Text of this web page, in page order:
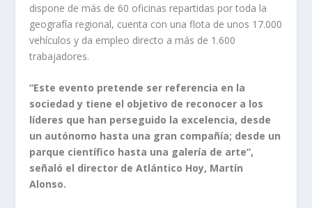
dispone de más de 60 oficinas repartidas por toda la
geografía regional, cuenta con una flota de unos 17.000
vehículos y da empleo directo a más de 1.600
trabajadores.
“Este evento pretende ser referencia en la
sociedad y tiene el objetivo de reconocer a los
líderes que han perseguido la excelencia, desde
un autónomo hasta una gran compañía; desde un
parque científico hasta una galería de arte”,
señaló el director de Atlántico Hoy, Martín
Alonso.